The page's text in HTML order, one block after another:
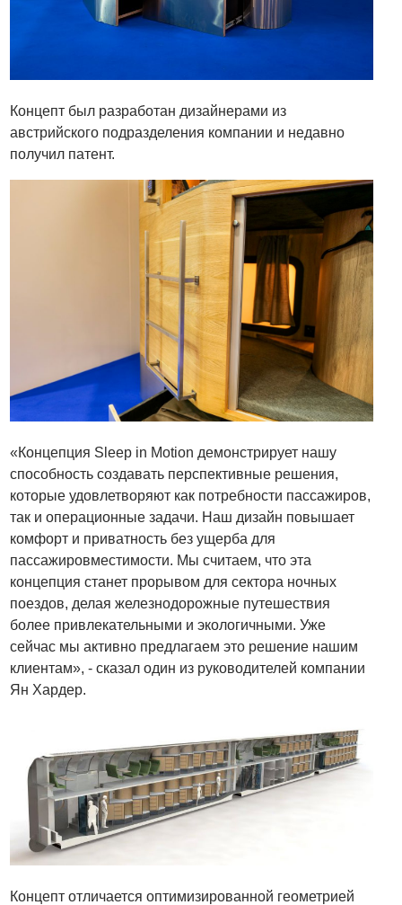
Концепт был разработан дизайнерами из
австрийского подразделения компании и недавно
получил патент.
«Концепция Sleep in Motion демонстрирует нашу
способность создавать перспективные решения,
которые удовлетворяют как потребности пассажиров,
так и операционные задачи. Наш дизайн повышает
комфорт и приватность без ущерба для
пассажировместимости. Мы считаем, что эта
концепция станет прорывом для сектора ночных
поездов, делая железнодорожные путешествия
более привлекательными и экологичными. Уже
сейчас мы активно предлагаем это решение нашим
клиентам», - сказал один из руководителей компании
Ян Хардер.
Концепт отличается оптимизированной геометрией